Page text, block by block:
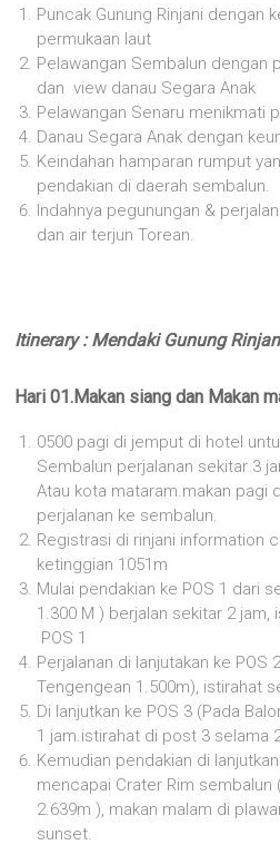
Puncak Gunung Rinjani dengan
permukaan laut
Pelawangan Sembalun dengan
dan view danau Segara Anak
Pelawangan Senaru menikmati
Danau Segara Anak dengan
Keindahan hamparan rumput
pendakian di daerah sembalun.
Indahnya pegunungan &
dan air terjun Torean.
Itinerary : Mendaki Gunung
Hari 01.Makan siang dan Makan
0500 pagi di jemput di hotel
Sembalun perjalanan sekitar 3
Atau kota mataram.makan pagi
perjalanan ke sembalun.
Registrasi di rinjani information
ketinggian 1051m
Mulai pendakian ke POS 1 dari
1.300 M ) berjalan sekitar 2
POS 1
Perjalanan di lanjutakan ke POS
Tengengean 1.500m), istirahat
Di lanjutkan ke POS 3 (Pada
1 jam.istirahat di post 3 selama
Kemudian pendakian di
mencapai Crater Rim sembalun
2.639m ), makan malam di
sunset.